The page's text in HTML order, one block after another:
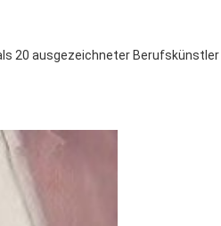
20 ausgezeichneter Berufskünstler